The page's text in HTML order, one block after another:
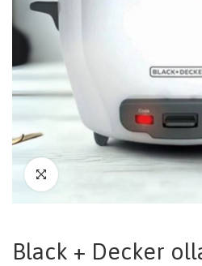
Black + Decker